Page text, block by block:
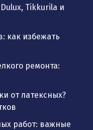
Tikkurila и
как избежать
ремонта:
от латексных?
работ: важные